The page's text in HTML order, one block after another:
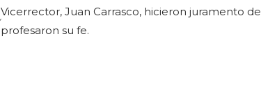
Vicerrector, Juan Carrasco, hicieron juramento
profesaron su fe.